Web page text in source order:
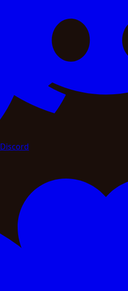
Discord